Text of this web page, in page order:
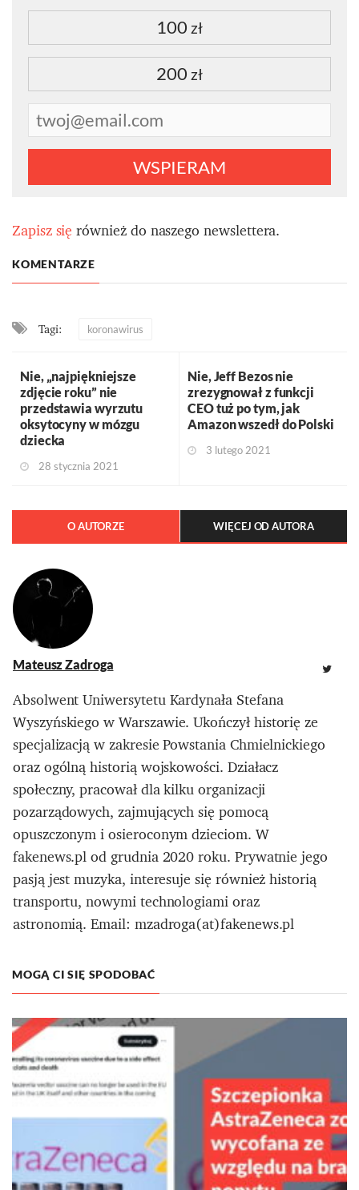
100 zł
200 zł
WSPIERAM
Zapisz sięrównież do naszego newslettera.
KOMENTARZE
Tagi: koronawirus
Nie, „najpiękniejsze
zdjęcie roku” nie
przedstawia wyrzutu
oksytocyny w mózgu
dziecka
28 stycznia 2021
Nie, Jeff Bezos nie
zrezygnował z funkcji
CEO tuż po tym, jak
Amazon wszedł do Polski
3 lutego 2021
O AUTORZE WIĘCEJ OD AUTORA
Mateusz Zadroga
Absolwent Uniwersytetu Kardynała Stefana
Wyszyńskiego w Warszawie. Ukończył historię ze
specjalizacją w zakresie Powstania Chmielnickiego
oraz ogólną historią wojskowości. Działacz
społeczny, pracował dla kilku organizacji
pozarządowych, zajmujących się pomocą
opuszczonym i osieroconym dzieciom. W
fakenews.pl od grudnia 2020 roku. Prywatnie jego
pasją jest muzyka, interesuje się również historią
transportu, nowymi technologiami oraz
astronomią. Email: mzadroga(at)fakenews.pl
MOGĄ CI SIĘ SPODOBAĆ